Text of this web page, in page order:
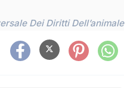
Dei Diritti Dell’animale